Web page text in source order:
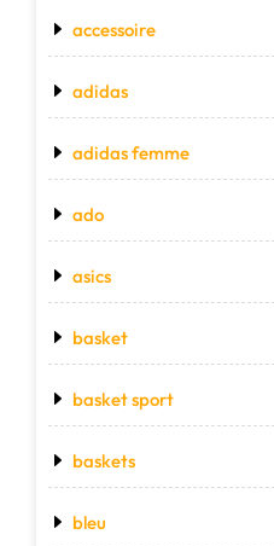
accessoire
adidas
adidas femme
ado
asics
basket
basket sport
baskets
bleu